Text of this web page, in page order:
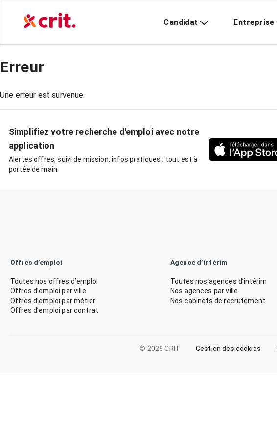
Candidat Entreprise
Erreur
Une erreur est survenue.
Simplifiez votre recherche d'emploi avec notre
application
Alertes offres, suivi de mission, infos pratiques : tout est à
portée de main.
Offres d’emploi
Toutes nos offres d’emploi
Offres d’emploi par ville
Offres d’emploi par métier
Offres d’emploi par contrat
Agence d’intérim
Toutes nos agences d’intérim
Nos agences par ville
Nos cabinets de recrutement
© 2026 CRIT Gestion des cookies